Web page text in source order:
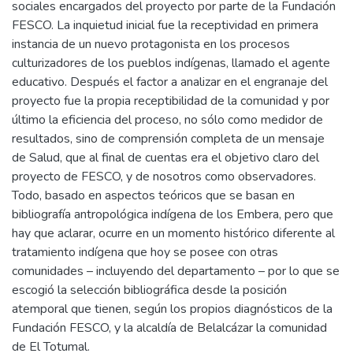
sociales encargados del proyecto por parte de la Fundación
FESCO. La inquietud inicial fue la receptividad en primera
instancia de un nuevo protagonista en los procesos
culturizadores de los pueblos indígenas, llamado el agente
educativo. Después el factor a analizar en el engranaje del
proyecto fue la propia receptibilidad de la comunidad y por
último la eficiencia del proceso, no sólo como medidor de
resultados, sino de comprensión completa de un mensaje
de Salud, que al final de cuentas era el objetivo claro del
proyecto de FESCO, y de nosotros como observadores.
Todo, basado en aspectos teóricos que se basan en
bibliografía antropológica indígena de los Embera, pero que
hay que aclarar, ocurre en un momento histórico diferente al
tratamiento indígena que hoy se posee con otras
comunidades – incluyendo del departamento – por lo que se
escogió la selección bibliográfica desde la posición
atemporal que tienen, según los propios diagnósticos de la
Fundación FESCO, y la alcaldía de Belalcázar la comunidad
de El Totumal.